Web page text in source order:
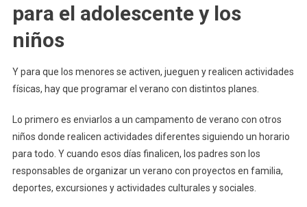
para el adolescente y los
niños
Y para que los menores se activen, jueguen y realicen actividades
físicas, hay que programar el verano con distintos planes.
Lo primero es enviarlos a un campamento de verano con otros
niños donde realicen actividades diferentes siguiendo un horario
para todo. Y cuando esos días finalicen, los padres son los
responsables de organizar un verano con proyectos en familia,
deportes, excursiones y actividades culturales y sociales.